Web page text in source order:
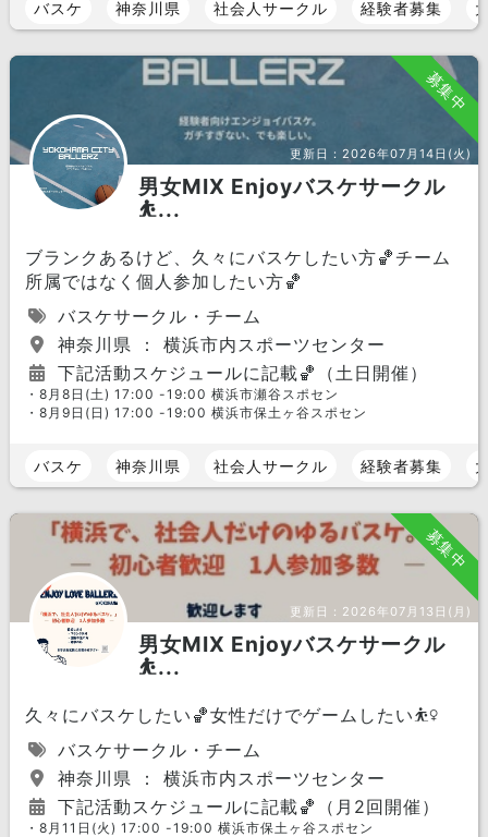
バスケ 神奈川県 社会人サークル 経験者募集
募集中
更新日：2026年07月14日(火)
男女MIX Enjoyバスケサークル
⛹️...
ブランクあるけど、久々にバスケしたい方🏀チーム
所属ではなく個人参加したい方🏀
バスケサークル・チーム
神奈川県 ： 横浜市内スポーツセンター
下記活動スケジュールに記載🏀（土日開催）
・8月8日(土) 17:00 -19:00 横浜市瀬谷スポセン
・8月9日(日) 17:00 -19:00 横浜市保土ヶ谷スポセン
バスケ 神奈川県 社会人サークル 経験者募集
募集中
更新日： 2026年07月13日(月)
男女MIX Enjoyバスケサークル
⛹️...
久々にバスケしたい🏀女性だけでゲームしたい⛹️‍♀️
バスケサークル・チーム
神奈川県 ： 横浜市内スポーツセンター
下記活動スケジュールに記載🏀（月2回開催）
・8月11日(火) 17:00 -19:00 横浜市保土ヶ谷スポセン